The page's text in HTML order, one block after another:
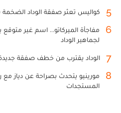
5 كواليس تعثر صفقة الوداد
6
مفاجأة الميركاتو... اسم غير متوقع
لجماهير الوداد
7 الوداد يقترب من خطف صفقة جديدة
8
مورينيو يتحدث بصراحة عن دياز مع
المستجدات